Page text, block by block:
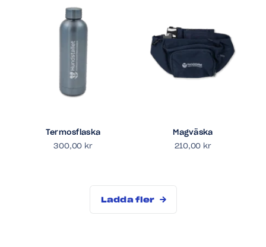
Termosflaska
300,00 kr
Magväska
210,00 kr
Ladda fler